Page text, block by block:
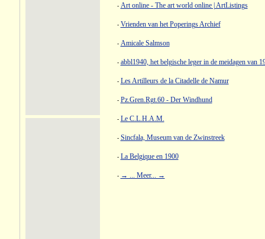
- Art online - The art world online | ArtListings
- Vrienden van het Poperings Archief
- Amicale Salmson
- abbl1940, het belgische leger in de meidagen van
- Les Artilleurs de la Citadelle de Namur
- Pz.Gren.Rgt.60 - Der Windhund
- Le C.L.H.A.M.
- Sincfala, Museum van de Zwinstreek
- La Belgique en 1900
- → ... Meer... →